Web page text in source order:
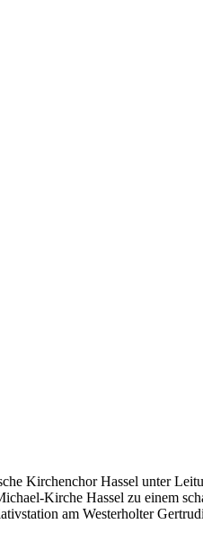
Kirchenchor Hassel unter
Kirche Hassel zu einem
am Westerholter